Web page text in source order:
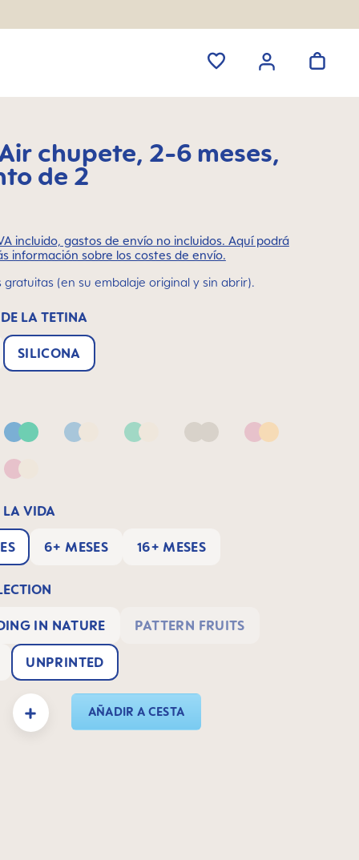
chupete, 2-6 meses,
de 2
incluido, gastos de envío no incluidos. Aquí podrá
información sobre los costes de envío.
gratuitas (en su embalaje original y sin abrir).
LA TETINA
SILICONA
Blue & GreenBlue & NeutralGreen & Neutral
Neutral Pink & Apricot
Pink & Neutral
LA VIDA
6+ MESES 16+ MESES
IN NATURE PATTERN FRUITS
UNPRINTED
introduce la cantidad deseada o usa los botones para aumentar o
AÑADIR A CESTA